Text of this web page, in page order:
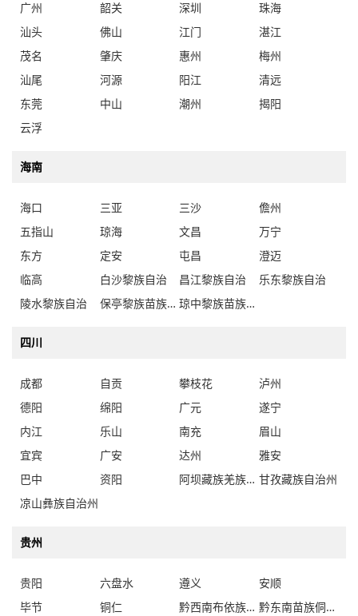
广州 韶关 深圳
珠海
汕头
佛山 江门
湛江
茂名
肇庆 惠州
梅州
汕尾
河源 阳江
清远
东莞
中山 潮州
揭阳
云浮
海南
海口 三亚 三沙
儋州
五指山
琼海 文昌
万宁
东方
定安 屯昌
澄迈
临高
白沙黎族自治 昌江黎族自治
乐东黎族自治
陵水黎族自治
保亭黎族苗族自治 琼中黎族苗族自治
四川
成都 自贡 攀枝花
泸州
德阳
绵阳 广元
遂宁
内江
乐山 南充
眉山
宜宾
广安 达州
雅安
巴中
资阳 阿坝藏族羌族自治州 甘孜藏族自治州
凉山彝族自治州
贵州
贵阳 六盘水 遵义
安顺
毕节
铜仁 黔西南布依族苗族自治州
黔东南苗族侗族自治州